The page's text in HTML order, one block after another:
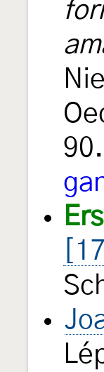
90.